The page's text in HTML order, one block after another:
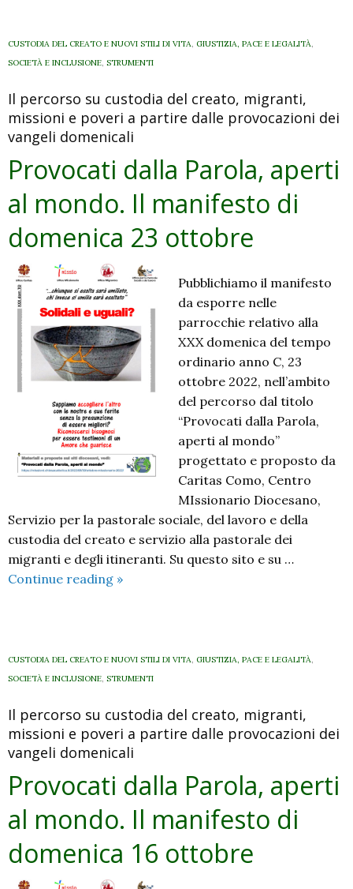
CUSTODIA DEL CREATO E NUOVI STILI DI VITA, GIUSTIZIA, PACE E LEGALITÀ,
SOCIETÀ E INCLUSIONE, STRUMENTI
Il percorso su custodia del creato, migranti,
missioni e poveri a partire dalle provocazioni dei
vangeli domenicali
Provocati dalla Parola, aperti
al mondo. Il manifesto di
domenica 23 ottobre
Pubblichiamo il manifesto
da esporre nelle
parrocchie relativo alla
XXX domenica del tempo
ordinario anno C, 23
ottobre 2022, nell’ambito
del percorso dal titolo
“Provocati dalla Parola,
aperti al mondo”
progettato e proposto da
Caritas Como, Centro
MIssionario Diocesano,
Servizio per la pastorale sociale, del lavoro e della
custodia del creato e servizio alla pastorale dei
migranti e degli itineranti. Su questo sito e su …
Continue reading Provocati
al
mondo.
manifesto
di
domenica
ottobre
»
CUSTODIA DEL CREATO E NUOVI STILI DI VITA, GIUSTIZIA, PACE E LEGALITÀ,
SOCIETÀ E INCLUSIONE, STRUMENTI
Il percorso su custodia del creato, migranti,
missioni e poveri a partire dalle provocazioni dei
vangeli domenicali
Provocati dalla Parola, aperti
al mondo. Il manifesto di
domenica 16 ottobre